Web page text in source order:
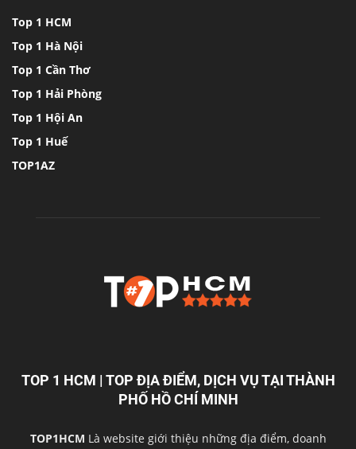
Top 1 HCM
Top 1 Hà Nội
Top 1 Cần Thơ
Top 1 Hải Phòng
Top 1 Hội An
Top 1 Huế
TOP1AZ
TOP 1 HCM | TOP ĐỊA ĐIỂM, DỊCH VỤ TẠI THÀNH
PHỐ HỒ CHÍ MINH
TOP1HCM Là website giới thiệu những địa điểm, doanh